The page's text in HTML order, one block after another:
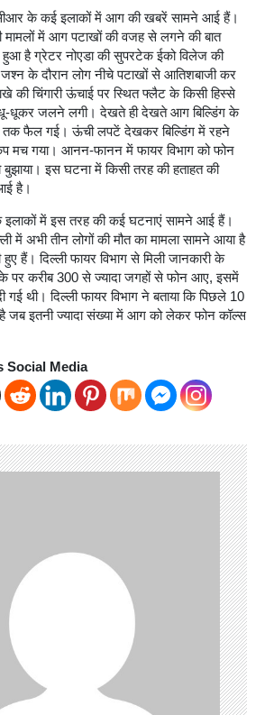
के कई इलाकों में आग की खबरें सामने आई हैं।
मामलों में आग पटाखों की वजह से लगने की बात
है ग्रेटर नोएडा की सुपरटेक ईको विलेज की
जश्न के दौरान लोग नीचे पटाखों से आतिशबाजी कर
की चिंगारी ऊंचाई पर स्थित फ्लैट के किसी हिस्से
धूकर जलने लगी। देखते ही देखते आग बिल्डिंग के
तक फैल गई। ऊंची लपटें देखकर बिल्डिंग में रहने
मच गया। आनन-फानन में फायर विभाग को फोन
इस घटना में किसी तरह की हताहत की
है।
में इस तरह की कई घटनाएं सामने आई हैं।
में अभी तीन लोगों की मौत का मामला सामने आया है
हैं। दिल्ली फायर विभाग से मिली जानकारी के
पर करीब 300 से ज्यादा जगहों से फोन आए, इसमें
थी। दिल्ली फायर विभाग ने बताया कि पिछले 10
है जब इतनी ज्यादा संख्या में आग को लेकर फोन कॉल्स
Social Media